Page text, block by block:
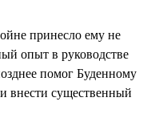
принесло ему не
опыт в руководстве
помог Буденному
внести существенный